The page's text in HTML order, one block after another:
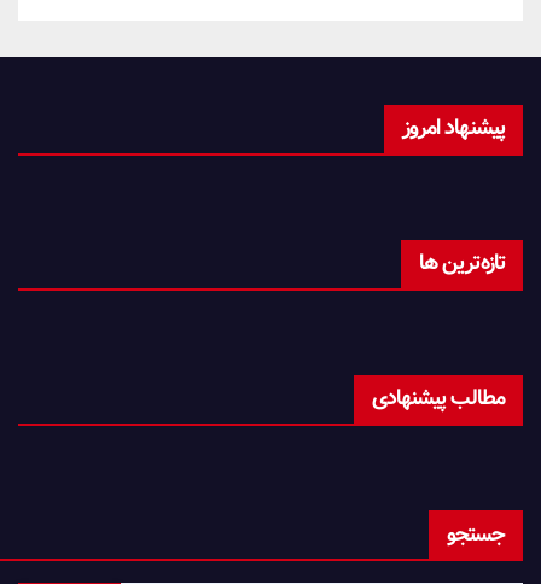
پیشنهاد امروز
تازه‌ترین ها
مطالب پیشنهادی
جستجو